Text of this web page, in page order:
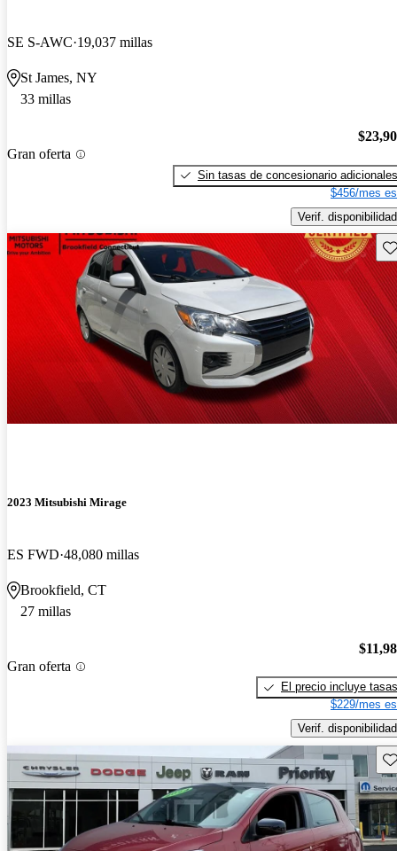
SE S-AWC 19,037 millas
St James, NY
33 millas
Gran oferta
Sin tasas de concesionario adicionales
$456/mes
Verif. disponibilidad
2023 Mitsubishi Mirage
ES FWD 48,080 millas
Brookfield, CT
27 millas
Gran oferta
El precio incluye tasas
$229/mes
Verif. disponibilidad